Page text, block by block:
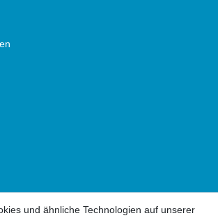
und ähnliche Technologien auf unserer